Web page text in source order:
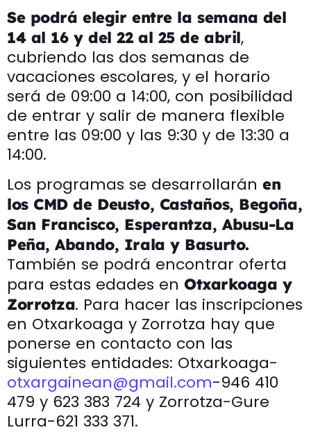
Se podrá elegir entre la semana del
14 al 16 y del 22 al 25 de abril,
cubriendo las dos semanas de
vacaciones escolares, y el horario
será de 09:00 a 14:00, con posibilidad
de entrar y salir de manera flexible
entre las 09:00 y las 9:30 y de 13:30 a
14:00.
Los programas se desarrollarán en
los CMD de Deusto, Castaños, Begoña,
San Francisco, Esperantza, Abusu-La
Peña, Abando, Irala y Basurto.
También se podrá encontrar oferta
para estas edades en Otxarkoaga y
Zorrotza. Para hacer las inscripciones
en Otxarkoaga y Zorrotza hay que
ponerse en contacto con las
siguientes entidades: Otxarkoaga-
otxargainean@gmail.com-946 410
479 y 623 383 724 y Zorrotza-Gure
Lurra-621 333 371.